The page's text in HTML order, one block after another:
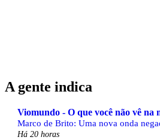
A gente indica
Viomundo - O que você não vê na
Marco de Brito: Uma nova onda
Há 20 horas